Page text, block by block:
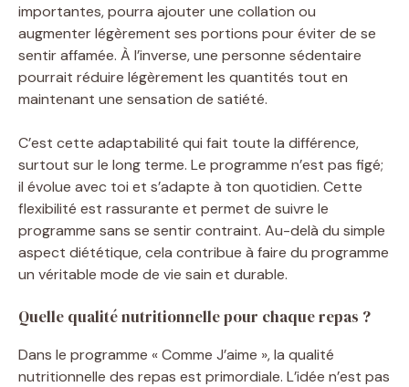
importantes, pourra ajouter une collation ou
augmenter légèrement ses portions pour éviter de se
sentir affamée. À l’inverse, une personne sédentaire
pourrait réduire légèrement les quantités tout en
maintenant une sensation de satiété.
C’est cette adaptabilité qui fait toute la différence,
surtout sur le long terme. Le programme n’est pas figé;
il évolue avec toi et s’adapte à ton quotidien. Cette
flexibilité est rassurante et permet de suivre le
programme sans se sentir contraint. Au-delà du simple
aspect diététique, cela contribue à faire du programme
un véritable mode de vie sain et durable.
Quelle qualité nutritionnelle pour chaque repas ?
Dans le programme « Comme J’aime », la qualité
nutritionnelle des repas est primordiale. L’idée n’est pas